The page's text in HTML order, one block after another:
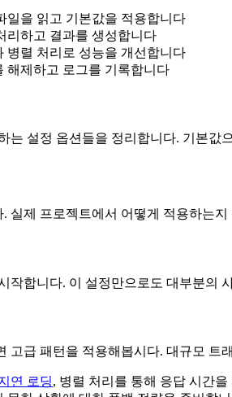
일을 읽고 기본값을 적용합니다
리하고 결과를 생성합니다
병렬 처리로 성능을 개선합니다
해제하고 로그를 기록합니다
는 설정 옵션들을 정리합니다. 기본
실제 프로젝트에서 어떻게 적용하는
작합니다. 이 설정만으로도 대부분의
고급 패턴을 적용해봅시다. 대규모 트
연 로딩, 병렬 처리를 통해 응답 시간